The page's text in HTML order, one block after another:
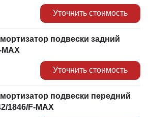
Уточнить стоимость
подвески задний
MAX
Уточнить стоимость
подвески передний
1846/F-MAX